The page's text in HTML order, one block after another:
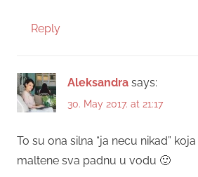
Reply
Aleksandra says:
30. May 2017. at 21:17
To su ona silna “ja necu nikad”
maltene sva padnu u vodu 🙂